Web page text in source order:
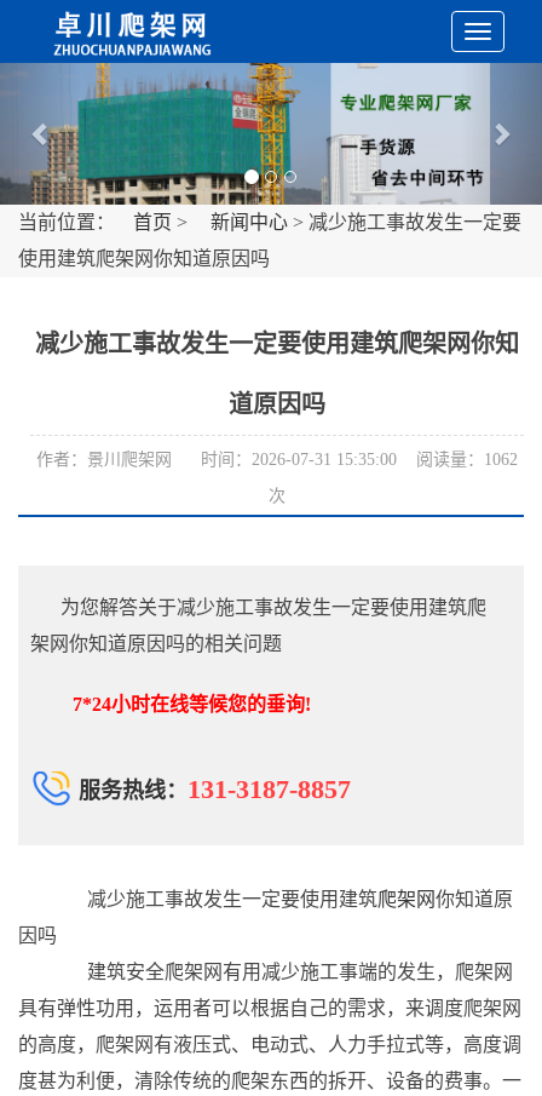
切
换
导
Previous
当前位置： 首页 > 新闻中心 > 减少施工事故发生一定要
使用建筑爬架网你知道原因吗
减少施工事故发生一定要使用建筑爬架网你知
道原因吗
作者：景川爬架网 时间：2026-07-31 15:35:00 阅读量：1062
次
为您解答关于减少施工事故发生一定要使用建筑爬
架网你知道原因吗的相关问题
7*24小时在线等候您的垂询!
服务热线： 131-3187-8857
减少施工事故发生一定要使用建筑爬架网你知道原
因吗
建筑安全爬架网有用减少施工事端的发生，爬架网
具有弹性功用，运用者可以根据自己的需求，来调度爬架网
的高度，爬架网有液压式、电动式、人力手拉式等，高度调
度甚为利便，清除传统的爬架东西的拆开、设备的费事。一